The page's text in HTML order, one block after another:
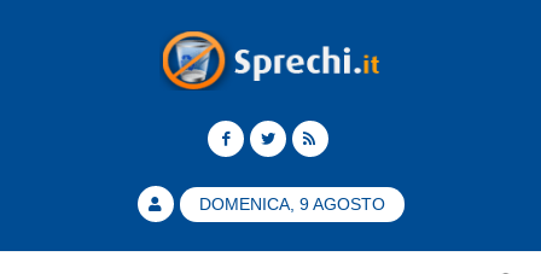
DOMENICA, 9 AGOSTO